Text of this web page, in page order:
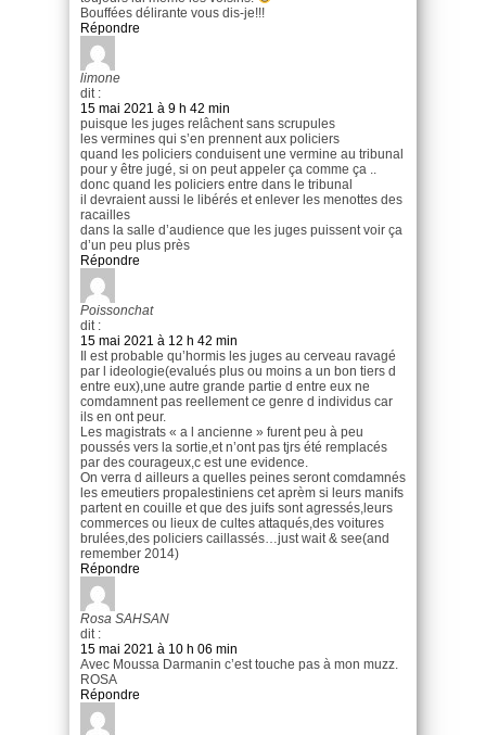
Bouffées délirante vous dis-je!!!
Répondre
limone
dit :
15 mai 2021 à 9 h 42 min
puisque les juges relâchent sans scrupules
les vermines qui s’en prennent aux policiers
quand les policiers conduisent une vermine au tribunal
pour y être jugé, si on peut appeler ça comme ça ..
donc quand les policiers entre dans le tribunal
il devraient aussi le libérés et enlever les menottes des
racailles
dans la salle d’audience que les juges puissent voir ça
d’un peu plus près
Répondre
Poissonchat
dit :
15 mai 2021 à 12 h 42 min
Il est probable qu’hormis les juges au cerveau ravagé
par l ideologie(evalués plus ou moins a un bon tiers d
entre eux),une autre grande partie d entre eux ne
comdamnent pas reellement ce genre d individus car
ils en ont peur.
Les magistrats « a l ancienne » furent peu à peu
poussés vers la sortie,et n’ont pas tjrs été remplacés
par des courageux,c est une evidence.
On verra d ailleurs a quelles peines seront comdamnés
les emeutiers propalestiniens cet aprèm si leurs manifs
partent en couille et que des juifs sont agressés,leurs
commerces ou lieux de cultes attaqués,des voitures
brulées,des policiers caillassés…just wait & see(and
remember 2014)
Répondre
Rosa SAHSAN
dit :
15 mai 2021 à 10 h 06 min
Avec Moussa Darmanin c’est touche pas à mon muzz.
ROSA
Répondre